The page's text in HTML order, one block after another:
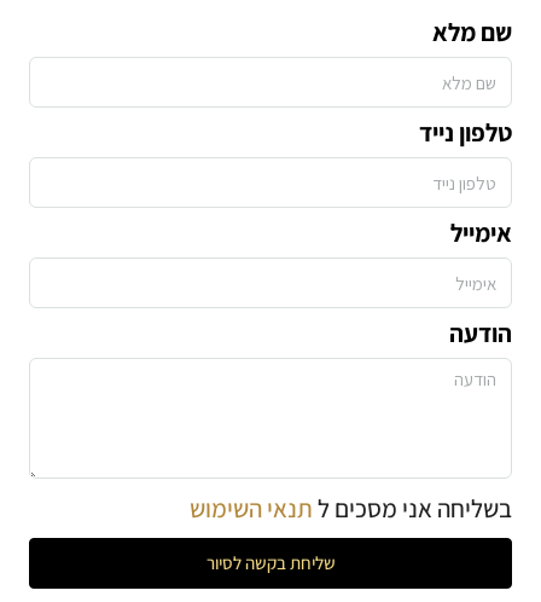
שם מלא
טלפון נייד
אימייל
הודעה
בשליחה אני מסכים לתנאי השימוש
שליחת בקשה לסיור